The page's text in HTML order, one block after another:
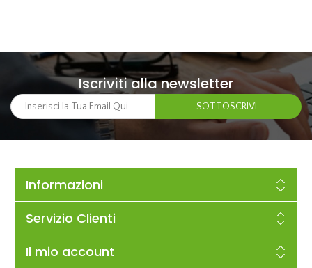
Iscriviti alla newsletter
Informazioni
Servizio Clienti
Il mio account